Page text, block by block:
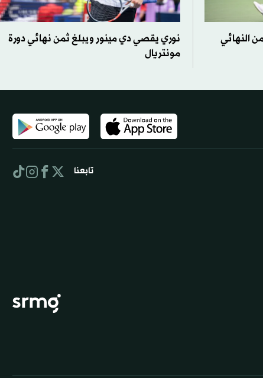
النهائي
نوري يقصي دي مينور ويبلغ ثمن نهائي دورة
مونتريال
تابعنا